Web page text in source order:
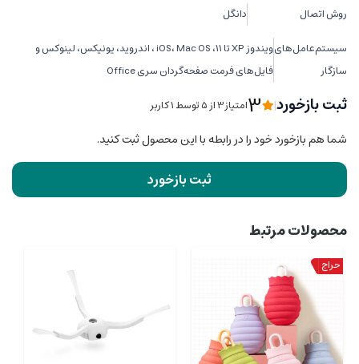
روش اتصال دانگل
سیستم‌عامل‌های
سازگار
ویندوز XP تا 11، iOS، Mac OS ، اندروید، یونیکس، لینوکس و
فایل‌های فرمت صفحه‌گردان سری Office
ثبت بازخورد|
3امتیاز3 از ۵ توسط 1 کاربر
شما هم بازخورد خود را در رابطه با این محصول ثبت کنید.
ثبت بازخورد
محصولات مرتبط